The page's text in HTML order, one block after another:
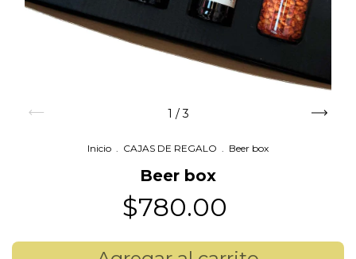
1 /3
Inicio CAJAS DE REGALO Beer box
Beer box
$780.00